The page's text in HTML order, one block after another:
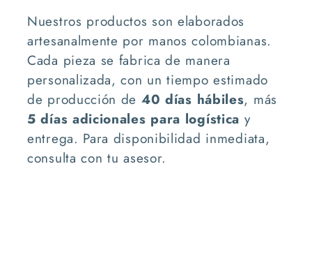
Nuestros productos son elaborados
artesanalmente por manos colombianas.
Cada pieza se fabrica de manera
personalizada, con un tiempo estimado
de producción de 40 días hábiles, más
5 días adicionales para logística y
entrega. Para disponibilidad inmediata,
consulta con tu asesor.